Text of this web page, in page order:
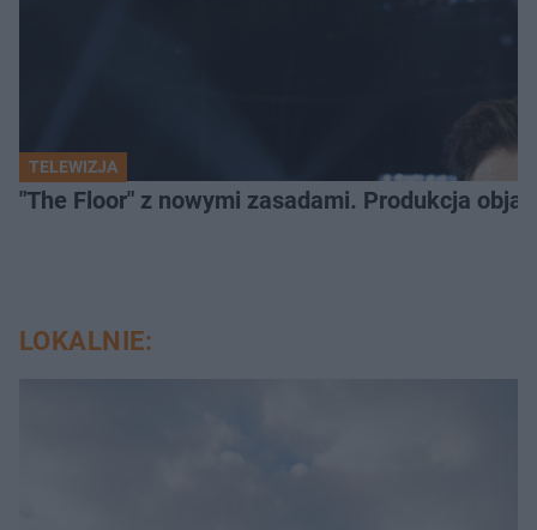
TELEWIZJA
"The Floor" z nowymi zasadami. Produkcja
LOKALNIE: